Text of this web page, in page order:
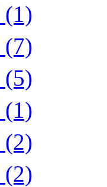
(1)
(7)
(5)
(1)
(2)
(2)